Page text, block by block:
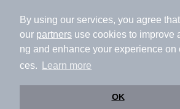
By using our services, you agree
our partners use cookies to improve
ng and enhance your experience on
ces.
Learn more
OK
加盟店募集（資料請求）
広告
利用規約
ライフスタイル
特定商取引法に基づく表記
ヘル
運営会社